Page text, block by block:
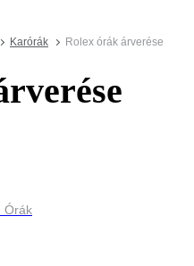
Karórák Rolex órák árverése
Órák